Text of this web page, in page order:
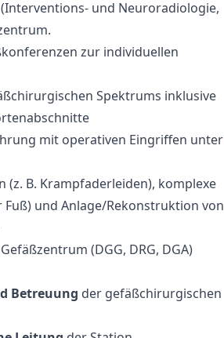
und Neuroradiologie,
zur individuellen
Spektrums inklusive
mit operativen Eingriffen unter
(z. B. Krampfaderleiden), komplexe
und Anlage/Rekonstruktion von
(DGG, DRG, DGA)
Betreuung der gefäßchirurgischen